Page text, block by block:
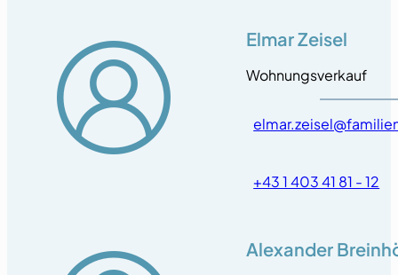
Elmar Zeisel
Wohnungsverkauf
+43 1 403 41 81 - 12
Alexander